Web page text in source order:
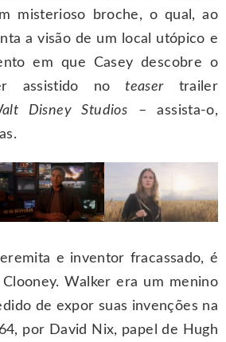
misterioso broche, o qual, ao
a visão de um local utópico e
em que Casey descobre o
assistido noteasertrailer
Disney Studios– assista-o,
e inventor fracassado, é
Walker era um menino
de expor suas invenções na
por David Nix, papel de Hugh